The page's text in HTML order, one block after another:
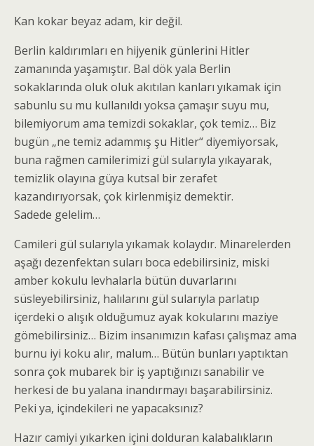
Kan kokar beyaz adam, kir değil.
Berlin kaldırımları en hijyenik günlerini Hitler
zamanında yaşamıştır. Bal dök yala Berlin
sokaklarında oluk oluk akıtılan kanları yıkamak için
sabunlu su mu kullanıldı yoksa çamaşır suyu mu,
bilemiyorum ama temizdi sokaklar, çok temiz… Biz
bugün „ne temiz adammış şu Hitler“ diyemiyorsak,
buna rağmen camilerimizi gül sularıyla yıkayarak,
temizlik olayına güya kutsal bir zerafet
kazandırıyorsak, çok kirlenmişiz demektir.
Sadede gelelim…
Camileri gül sularıyla yıkamak kolaydır. Minarelerden
aşağı dezenfektan suları boca edebilirsiniz, miski
amber kokulu levhalarla bütün duvarlarını
süsleyebilirsiniz, halılarını gül sularıyla parlatıp
içerdeki o alışık olduğumuz ayak kokularını maziye
gömebilirsiniz… Bizim insanımızın kafası çalışmaz ama
burnu iyi koku alır, malum… Bütün bunları yaptıktan
sonra çok mubarek bir iş yaptığınızı sanabilir ve
herkesi de bu yalana inandırmayı başarabilirsiniz.
Peki ya, içindekileri ne yapacaksınız?
Hazır camiyi yıkarken içini dolduran kalabalıkların